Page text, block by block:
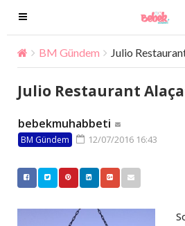
T
o
g
g
l
e
n
a
v
i
BM Gündem Julio
Julio Restaurant
bebekmuhabbeti
BM Gündem 12/07/2016 16:43